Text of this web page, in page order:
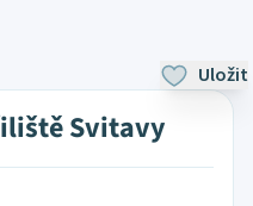
Uložit
Svitavy